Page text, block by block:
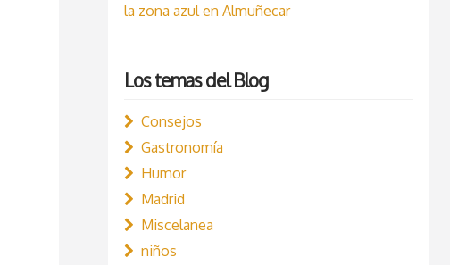
la zona azul en Almuñecar
Los temas del Blog
Consejos
Gastronomía
Humor
Madrid
Miscelanea
niños